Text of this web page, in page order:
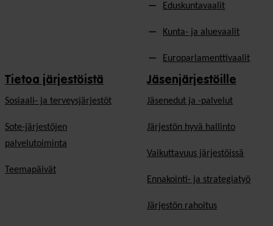
Eduskuntavaalit
Kunta- ja aluevaalit
Europarlamenttivaalit
Tietoa järjestöistä
Sosiaali- ja terveysjärjestöt
Sote-järjestöjen
palvelutoiminta
Teemapäivät
Jäsenjärjestöille
Jäsen­edut ja -palvelut
Järjestön hyvä hallinto
Vaikuttavuus järjestöissä
Ennakointi- ja strategiatyö
Järjestön rahoitus